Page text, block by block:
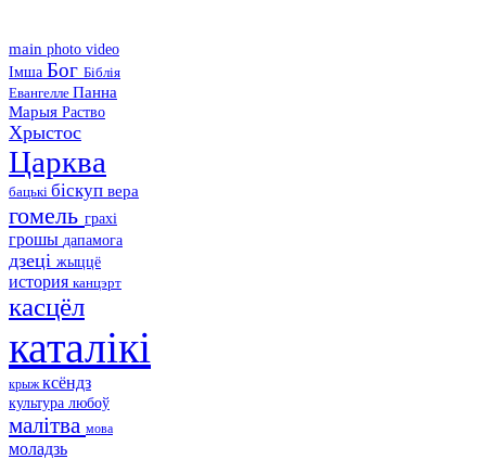
main photo video
Імша Бог Біблія
Евангелле Панна
Марыя Раство
Хрыстос
Царква
бацькі біскуп вера
гомель грахі
грошы дапамога
дзеці жыццё
история канцэрт
касцёл
каталікі
крыж ксёндз
культура любоў
малітва мова
моладзь